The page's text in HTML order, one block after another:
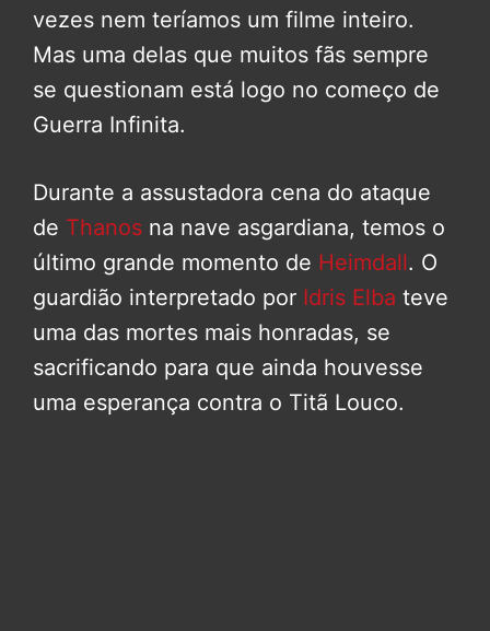
vezes nem teríamos um filme inteiro.
Mas uma delas que muitos fãs sempre
se questionam está logo no começo de
Guerra Infinita.
Durante a assustadora cena do ataque
de Thanos na nave asgardiana, temos o
último grande momento de Heimdall. O
guardião interpretado por Idris Elba teve
uma das mortes mais honradas, se
sacrificando para que ainda houvesse
uma esperança contra o Titã Louco.